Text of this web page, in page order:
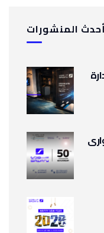
أحدث المنشورات